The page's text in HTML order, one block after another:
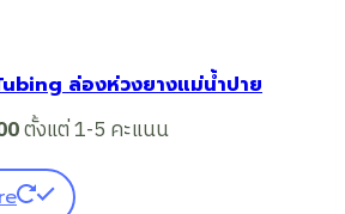
ล่องห่วงยางแม่น้ำปาย
ตั้งแต่ 1-5 คะแนน